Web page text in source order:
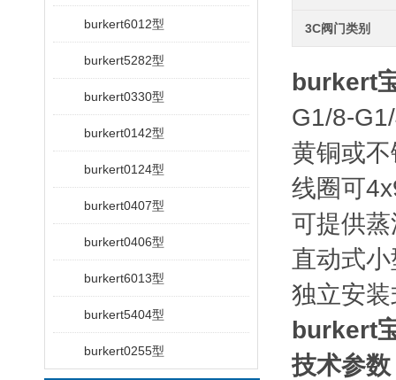
burkert6012型
burkert5282型
burkert0330型
burkert0142型
burkert0124型
burkert0407型
burkert0406型
burkert6013型
burkert5404型
burkert0255型
3C阀门类别
burkert
G1/8-
黄铜或
线圈可
可提供
直动式
独立安
burkert
技术参数